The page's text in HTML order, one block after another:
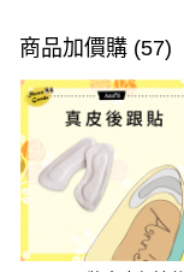
信用卡一次付款
信用卡分期付款
3 期 0 利率 每期
合作金庫商業銀行
華南商業銀行
上海商業儲蓄銀行
國泰世華商業銀行
臺灣中小企業銀行
6 期 0 利率 每期
合作金庫商業銀行
華南商業銀行
上海商業儲蓄銀行
購物金
超商取貨付款
商品加價購 (57)